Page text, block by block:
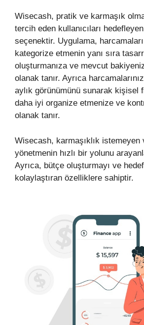
Wisecash, pratik ve karmaşık
tercih eden kullanıcıları
seçenektir. Uygulama,
kategorize etmenin yanı sıra
oluşturmanıza ve mevcut
olanak tanır. Ayrıca
aylık görünümünü sunarak kişisel
daha iyi organize etmenize ve
olanak tanır.
Wisecash, karmaşıklık istemeyen
yönetmenin hızlı bir yolunu
Ayrıca, bütçe oluşturmayı ve
kolaylaştıran özelliklere sahiptir.